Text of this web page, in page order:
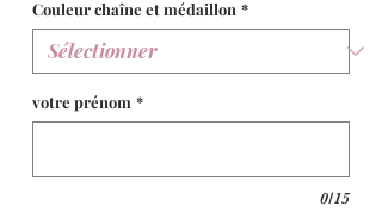
Couleur chaîne et médaillon *
votre prénom *
0/15